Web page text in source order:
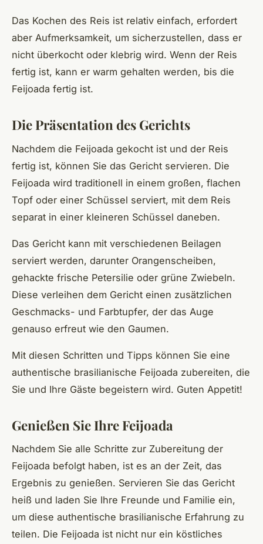
Das Kochen des Reis ist relativ einfach, erfordert
aber Aufmerksamkeit, um sicherzustellen, dass er
nicht überkocht oder klebrig wird. Wenn der Reis
fertig ist, kann er warm gehalten werden, bis die
Feijoada fertig ist.
Die Präsentation des Gerichts
Nachdem die Feijoada gekocht ist und der Reis
fertig ist, können Sie das Gericht servieren. Die
Feijoada wird traditionell in einem großen, flachen
Topf oder einer Schüssel serviert, mit dem Reis
separat in einer kleineren Schüssel daneben.
Das Gericht kann mit verschiedenen Beilagen
serviert werden, darunter Orangenscheiben,
gehackte frische Petersilie oder grüne Zwiebeln.
Diese verleihen dem Gericht einen zusätzlichen
Geschmacks- und Farbtupfer, der das Auge
genauso erfreut wie den Gaumen.
Mit diesen Schritten und Tipps können Sie eine
authentische brasilianische Feijoada zubereiten, die
Sie und Ihre Gäste begeistern wird. Guten Appetit!
Genießen Sie Ihre Feijoada
Nachdem Sie alle Schritte zur Zubereitung der
Feijoada befolgt haben, ist es an der Zeit, das
Ergebnis zu genießen. Servieren Sie das Gericht
heiß und laden Sie Ihre Freunde und Familie ein,
um diese authentische brasilianische Erfahrung zu
teilen. Die Feijoada ist nicht nur ein köstliches